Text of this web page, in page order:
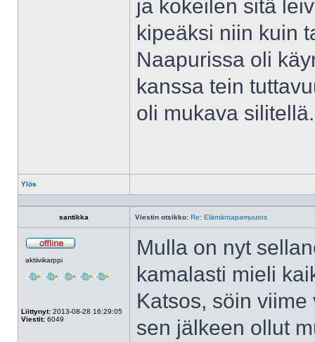
ja kokeilen sitä
kipeäksi niin kuin
Naapurissa oli
kanssa tein
oli mukava silitellä.
Ylös
Profiili
santikka Viestin otsikko: Re: Elämäntapamuutos
aktiivikarppi
Liittynyt: 2013-08-28 16:29:05
Viestit: 6049
Mulla on nyt
kamalasti mieli
Katsos, söin
sen jälkeen ollut